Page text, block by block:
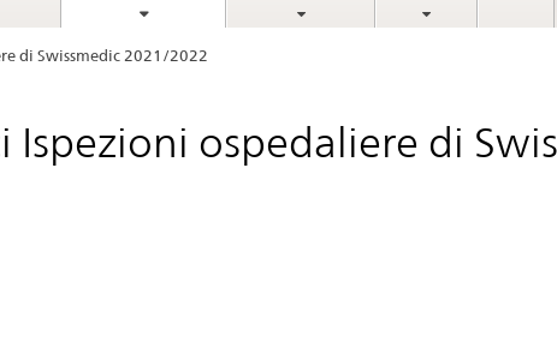
di Swissmedic 2021/2022
Ispezioni ospedaliere di